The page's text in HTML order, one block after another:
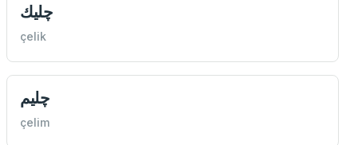
چليك
çelik
چليم
çelim